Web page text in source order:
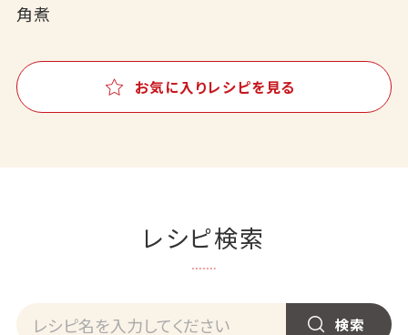
角煮
お気に入りレシピを見る
レシピ検索